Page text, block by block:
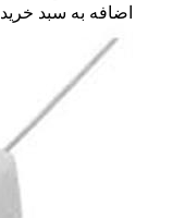
اضافه به سبد خرید